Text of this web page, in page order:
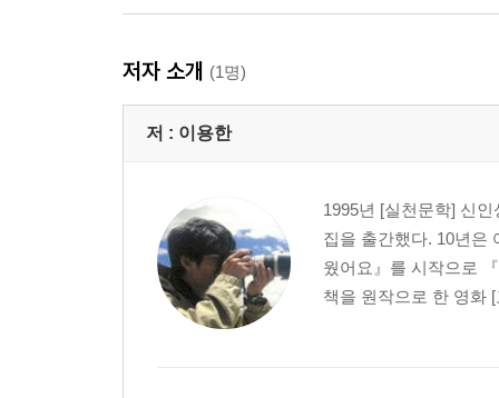
저자 소개 (1명)
저 : 이용한
1995년 [실천문학] 신
집을 출간했다. 10년은
웠어요』를 시작으로
책을 원작으로 한 영화